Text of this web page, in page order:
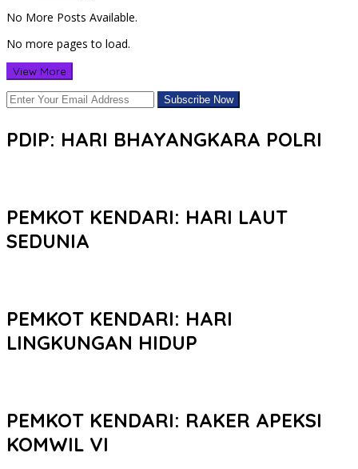
No More Posts Available.
No more pages to load.
View More
PDIP: HARI BHAYANGKARA POLRI
PEMKOT KENDARI: HARI LAUT
SEDUNIA
PEMKOT KENDARI: HARI
LINGKUNGAN HIDUP
PEMKOT KENDARI: RAKER APEKSI
KOMWIL VI